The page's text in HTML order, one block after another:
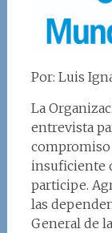
Por: Luis
La
entrevista
compromiso
insuficiente
participe.
las
General de